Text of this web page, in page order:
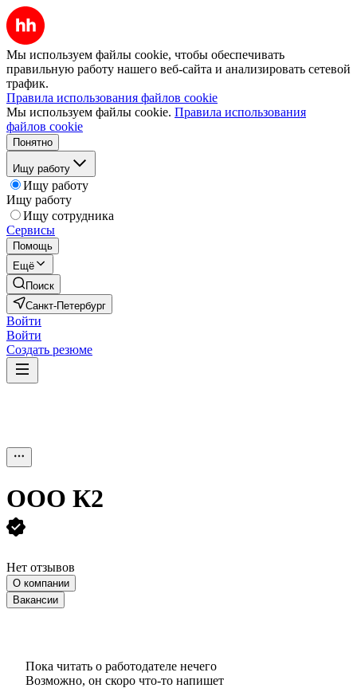
Мы используем файлы cookie, чтобы обеспечивать
правильную работу нашего веб-сайта и анализировать сетевой
трафик.
Правила использования файлов cookie
Мы используем файлы cookie. Правила использования
файлов cookie
Понятно
Ищу работу
Ищу работу
Ищу работу
Ищу сотрудника
Сервисы
Помощь
Ещё
Поиск
Санкт-Петербург
Войти
Войти
Создать резюме
ООО К2
Нет отзывов
О компании
Вакансии
Пока читать о работодателе нечего
Возможно, он скоро что‑то напишет